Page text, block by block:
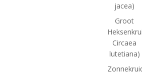
jacea)
Groot
Heksenkruid
Circaea
lutetiana)
Zonnekruid